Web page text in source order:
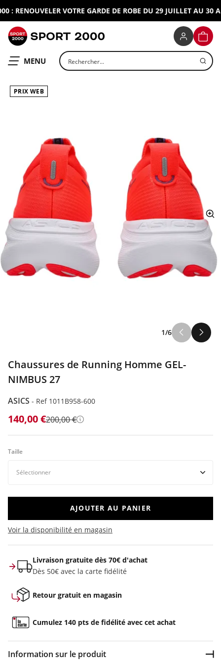
: RENOUVELER VOTRE GARDE DE ROBE DU 29 JUILLET AU 30
OUVRIR LE
MENU Rechercher un produit
PRIX WEB
1/6
Chaussures de Running Homme GEL-
NIMBUS 27
ASICS - Ref 1011B958-600
140,00 €200,00 € Détails
Taille
AJOUTER AU PANIER
Voir la disponibilité en magasin
Livraison gratuite dès 70€ d'achat
Dès 50€ avec la carte fidélité
Retour gratuit en magasin
Cumulez 140 pts de fidélité avec cet achat
Information sur le produit